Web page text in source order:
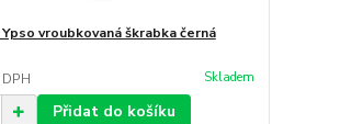
vroubkovaná škrabka černá
Skladem
Přidat do košíku